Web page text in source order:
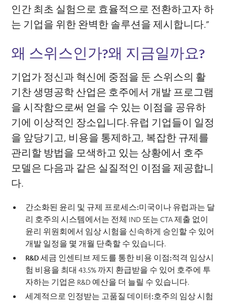
인간 최초 실험으로 효율적으로 전환하고자 하
는 기업을 위한 완벽한 솔루션을 제시합니다.”
왜 스위스인가?왜 지금일까요?
기업가 정신과 혁신에 중점을 둔 스위스의 활
기찬 생명공학 산업은 호주에서 개발 프로그램
을 시작함으로써 얻을 수 있는 이점을 공유하
기에 이상적인 장소입니다.유럽 기업들이 일정
을 앞당기고, 비용을 통제하고, 복잡한 규제를
관리할 방법을 모색하고 있는 상황에서 호주
모델은 다음과 같은 실질적인 이점을 제공합니
다.
간소화된 윤리 및 규제 프로세스:미국이나 유럽과는 달
리 호주의 시스템에서는 전체 IND 또는 CTA 제출 없이
윤리 위원회에서 임상 시험을 신속하게 승인할 수 있어
개발 일정을 몇 개월 단축할 수 있습니다.
R&D 세금 인센티브 제도를 통한 비용 이점:적격 임상시
험 비용을 최대 43.5% 까지 환급받을 수 있어 호주에 투
자하는 기업은 R&D 예산을 더 늘릴 수 있습니다.
세계적으로 인정받는 고품질 데이터:호주의 임상 시험